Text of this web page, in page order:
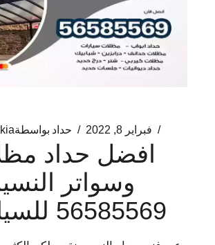
فبراير 8, 2022 حداد بواسطة
افضل حداد
وسواتر
56585569 للسيارات